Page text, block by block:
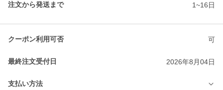
注文から発送まで 1~16日
クーポン利用可否 可
最終注文受付日 2026年8月04日
支払い方法